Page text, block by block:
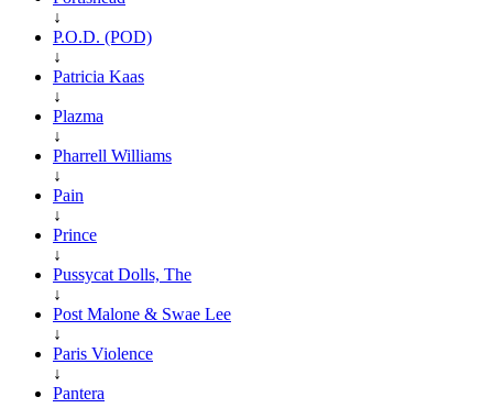
↓
P.O.D. (POD)
↓
Patricia Kaas
↓
Plazma
↓
Pharrell Williams
↓
Pain
↓
Prince
↓
Pussycat Dolls, The
↓
Post Malone & Swae Lee
↓
Paris Violence
↓
Pantera